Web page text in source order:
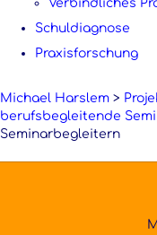
Verbindliches
Schuldiagnose
Praxisforschung
Michael Harslem >
berufsbegleitende
Seminarbegleitern